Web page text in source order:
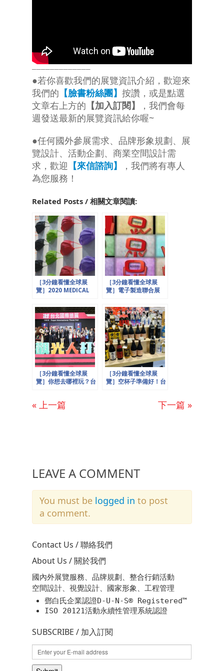
─────────────
●若你喜歡我們的展覽資訊介紹，歡迎來
我們的 【臉書粉絲團】 按讚，或是點選
文章右上方的 【加入訂閱】
，我們會每
週發送最新的展覽資訊給你喔~
●任何國外參展需求、品牌形象規劃、展
覽設計、活動企劃、商業空間設計需
求，歡迎 【來信諮詢】
，我們將有專人
為您服務！
Related Posts / 相關文章閱讀:
［3分鐘看懂全球展
覽］2020 MEDICAL
疫新時代
［3分鐘看懂全球展
覽］電子製造聯合展
球危機下台灣現驚奇，
國際科技大廠搶設研發
中心！
［3分鐘看懂全球展
覽］你想去哪裡玩？台
市觀光行程隨你選，國
［3分鐘看懂全球展
覽］空杯子準備好！台
合，一次購足看足外加
« 上一篇 下一篇 »
LEAVE A COMMENT
You must be logged in to post
a comment.
Contact Us / 聯絡我們
About Us / 關於我們
國內外展覽服務、品牌規劃、整合行銷活動
空間設計、視覺設計、國家形象、工程管理
鄧白氏企業認證D-U-N-S® Registered™
ISO 20121活動永續性管理系統認證
SUBSCRIBE / 加入訂閱